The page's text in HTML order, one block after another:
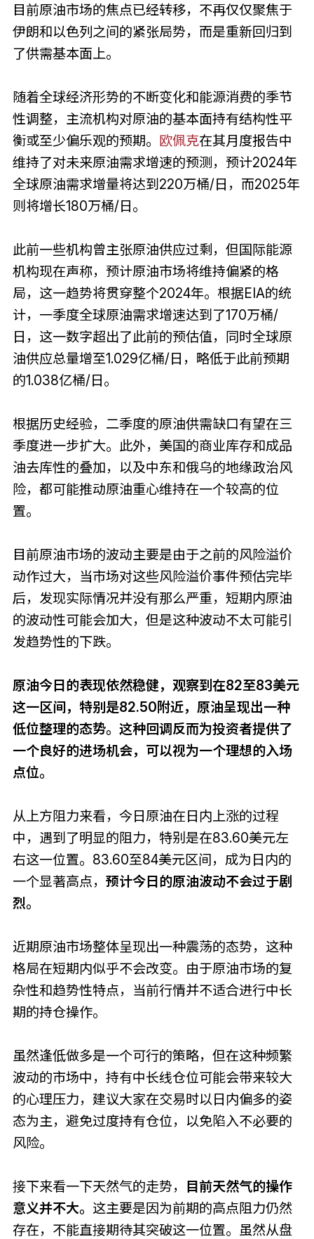
目前原油市场的焦点已经转移，不再仅仅聚焦于
伊朗和以色列之间的紧张局势，而是重新回归到
了供需基本面上。
随着全球经济形势的不断变化和能源消费的季节
性调整，主流机构对原油的基本面持有结构性平
衡或至少偏乐观的预期。 欧佩克在其月度报告中
维持了对未来原油需求增速的预测，预计2024年
全球原油需求增量将达到220万桶/日，而2025年
则将增长180万桶/日。
此前一些机构曾主张原油供应过剩，但国际能源
机构现在声称，预计原油市场将维持偏紧的格
局，这一趋势将贯穿整个2024年。根据EIA的统
计，一季度全球原油需求增速达到了170万桶/
日，这一数字超出了此前的预估值，同时全球原
油供应总量增至1.029亿桶/日，略低于此前预期
的1.038亿桶/日。
根据历史经验，二季度的原油供需缺口有望在三
季度进一步扩大。此外，美国的商业库存和成品
油去库性的叠加，以及中东和俄乌的地缘政治风
险，都可能推动原油重心维持在一个较高的位
置。
目前原油市场的波动主要是由于之前的风险溢价
动作过大，当市场对这些风险溢价事件预估完毕
后，发现实际情况并没有那么严重，短期内原油
的波动性可能会加大，但是这种波动不太可能引
发趋势性的下跌。
原油今日的表现依然稳健，观察到在82至83美元
这一区间，特别是82.50附近，原油呈现出一种
低位整理的态势。这种回调反而为投资者提供了
一个良好的进场机会，可以视为一个理想的入场
点位。
从上方阻力来看，今日原油在日内上涨的过程
中，遇到了明显的阻力，特别是在83.60美元左
右这一位置。83.60至84美元区间，成为日内的
一个显著高点， 预计今日的原油波动不会过于剧
烈。
近期原油市场整体呈现出一种震荡的态势，这种
格局在短期内似乎不会改变。由于原油市场的复
杂性和趋势性特点，当前行情并不适合进行中长
期的持仓操作。
虽然逢低做多是一个可行的策略，但在这种频繁
波动的市场中，持有中长线仓位可能会带来较大
的心理压力，建议大家在交易时以日内偏多的姿
态为主，避免过度持有仓位，以免陷入不必要的
风险。
接下来看一下天然气的走势， 目前天然气的操作
意义并不大。 这主要是因为前期的高点阻力仍然
存在，不能直接期待其突破这一位置。虽然从盘